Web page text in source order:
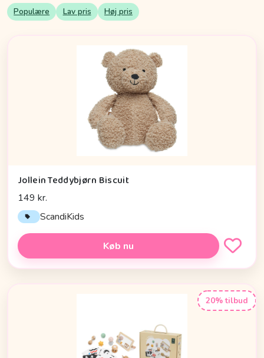
Populære Lav pris Høj pris
Jollein Teddybjørn Biscuit
149 kr.
ScandiKids
Køb nu
20% tilbud